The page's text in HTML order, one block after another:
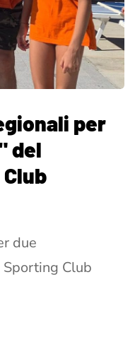
per
del
due
Sporting Club